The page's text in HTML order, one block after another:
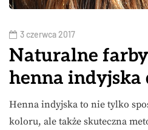
3 czerwca 2017
Naturalne farby
henna indyjska
Henna indyjska to nie tylko
koloru, ale także skuteczna